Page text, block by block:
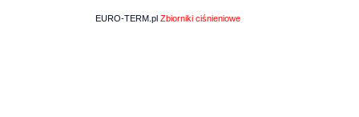
EURO-TERM.pl Zbiorniki ciśnieniowe